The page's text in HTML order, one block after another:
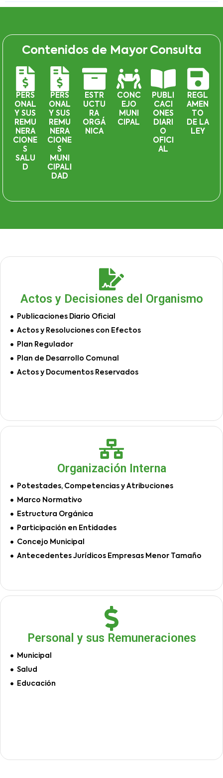
Contenidos de Mayor Consulta
PERS
ONAL
Y SUS
REMU
NERA
CIONE
S
SALU
D
PERS
ONAL
Y SUS
REMU
NERA
CIONE
S
MUNI
CIPALI
DAD
ESTR
UCTU
RA
ORGÁ
NICA
CONC
EJO
MUNI
CIPAL
PUBLI
CACI
ONES
DIARI
O
OFICI
AL
REGL
AMEN
TO
DE LA
LEY
Actos y Decisiones del Organismo
Publicaciones Diario Oficial
Actos y Resoluciones con Efectos
Plan Regulador
Plan de Desarrollo Comunal
Actos y Documentos Reservados
Organización Interna
Potestades, Competencias y Atribuciones
Marco Normativo
Estructura Orgánica
Participación en Entidades
Concejo Municipal
Antecedentes Jurídicos Empresas Menor Tamaño
Personal y sus Remuneraciones
Municipal
Salud
Educación